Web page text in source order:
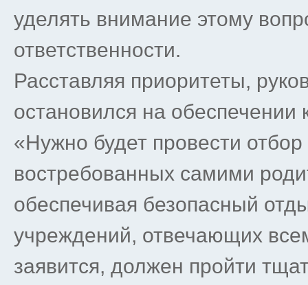
уделять внимание этому
ответственности.
Расставляя приоритеты,
остановился на обеспечении
«Нужно будет провести
востребованных самими
обеспечивая безопасный
учреждений, отвечающих
заявится, должен пройти